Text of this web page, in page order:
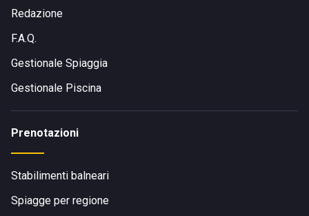
Redazione
F.A.Q.
Gestionale Spiaggia
Gestionale Piscina
Prenotazioni
Stabilimenti balneari
Spiagge per regione